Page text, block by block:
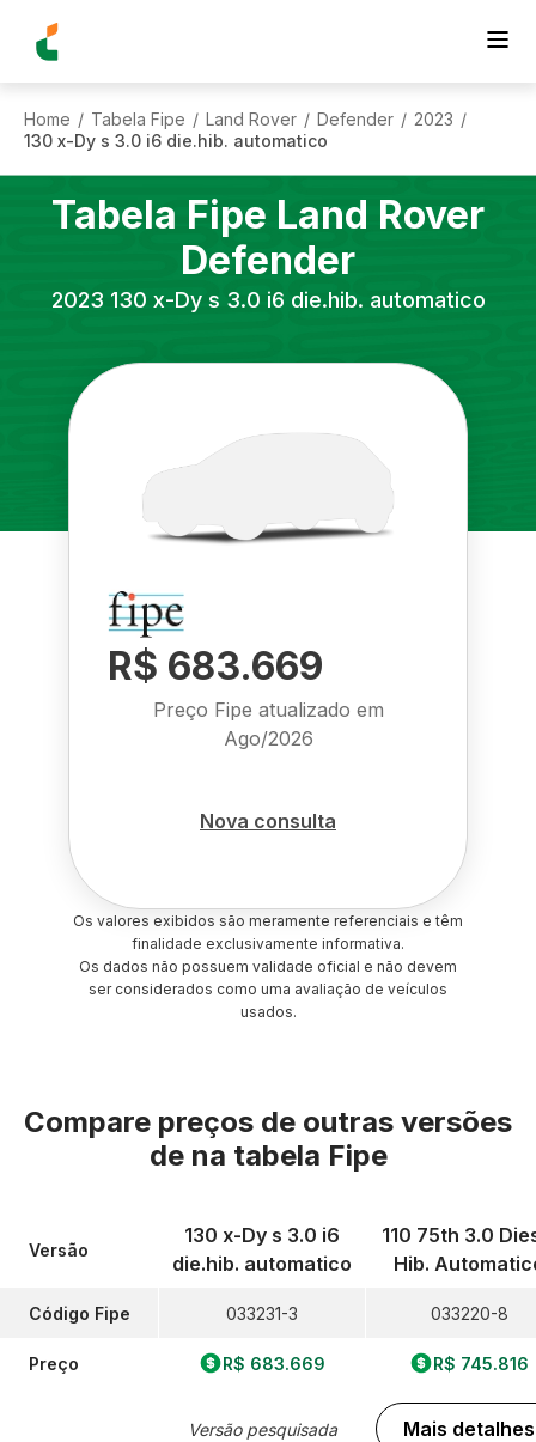
Home / Tabela Fipe / Land Rover / Defender / 2023 /
130 x-Dy s 3.0 i6 die.hib. automatico
Tabela Fipe Land Rover
Defender
2023 130 x-Dy s 3.0 i6 die.hib. automatico
R$ 683.669
Preço Fipe atualizado em
Ago/2026
Nova consulta
Os valores exibidos são meramente referenciais e têm
finalidade exclusivamente informativa.
Os dados não possuem validade oficial e não devem
ser considerados como uma avaliação de veículos
usados.
Compare preços de outras versões
de na tabela Fipe
Versão
Código Fipe
Preço
130 x-Dy s 3.0 i6
die.hib. automatico
033231-3
R$ 683.669
Versão pesquisada
110 75th 3.0
Hib.
033220-8
R$ 745.816
Mais detalhes